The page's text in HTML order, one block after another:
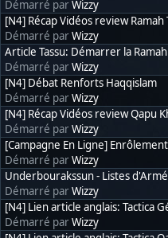
Démarré parWizzy
[N4] Récap Vidéos review Ramah
Démarré parWizzy
Article Tassu: Démarrer la Ramah
Démarré parWizzy
[N4] Débat Renforts Haqqislam
Démarré parWizzy
[N4] Récap Vidéos review Qapu
Démarré parWizzy
[Campagne En Ligne]
Démarré parWizzy
Underbourakssun - Listes
Démarré parWizzy
[N4] Lien article anglais: Tactica
Démarré parWizzy